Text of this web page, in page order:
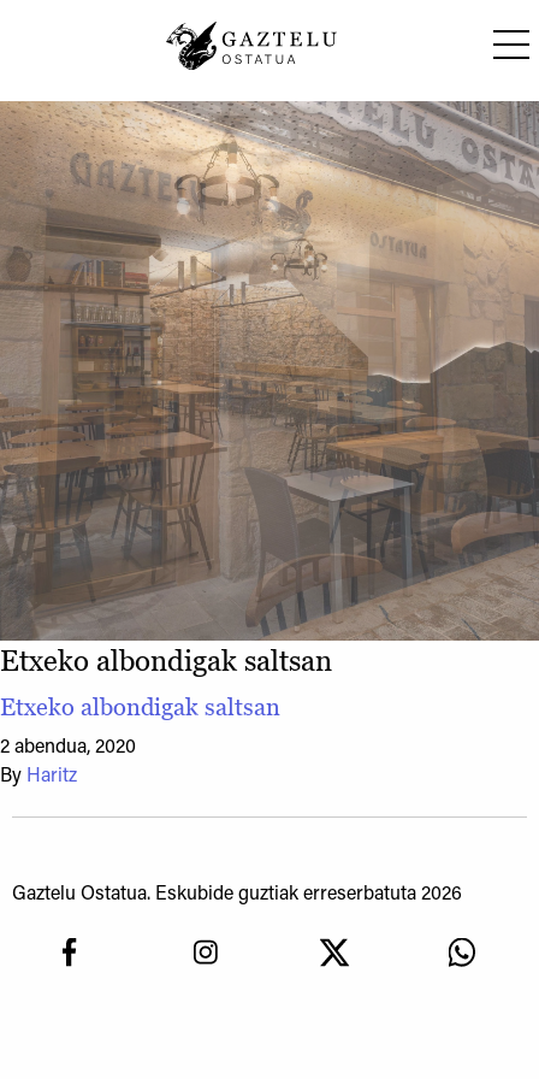
Etxeko albondigak saltsan
Etxeko albondigak saltsan
2 abendua, 2020
By Haritz
Gaztelu Ostatua. Eskubide guztiak erreserbatuta 2026